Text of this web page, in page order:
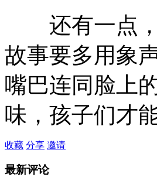
还有一点，
故事要多用象
嘴巴连同脸上
味，孩子们才
收藏 分享 邀请
最新评论